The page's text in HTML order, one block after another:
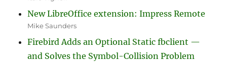
New LibreOffice extension: Impress Remote
Mike Saunders
Firebird Adds an Optional Static fbclient —
and Solves the Symbol-Collision Problem